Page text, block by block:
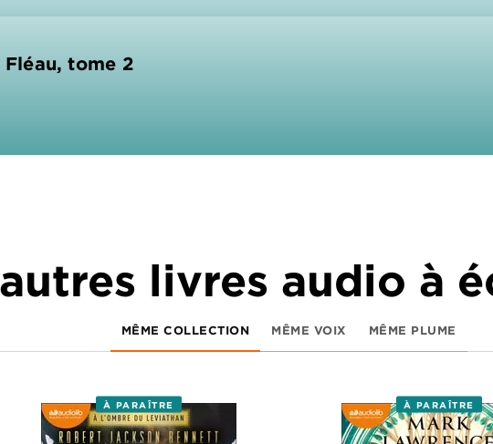
tome 2
livres audio à
MÊME COLLECTION MÊME VOIX MÊME PLUME
À PARAÎTRE À PARAÎTRE